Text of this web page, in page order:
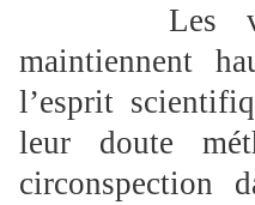
Les
maintiennent
l’esprit
leur doute
circonspection